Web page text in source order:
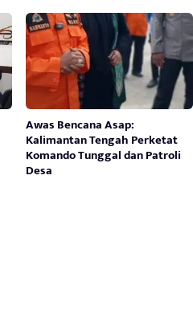
Awas Bencana Asap:
Kalimantan Tengah Perketat
Komando Tunggal dan Patroli
Desa